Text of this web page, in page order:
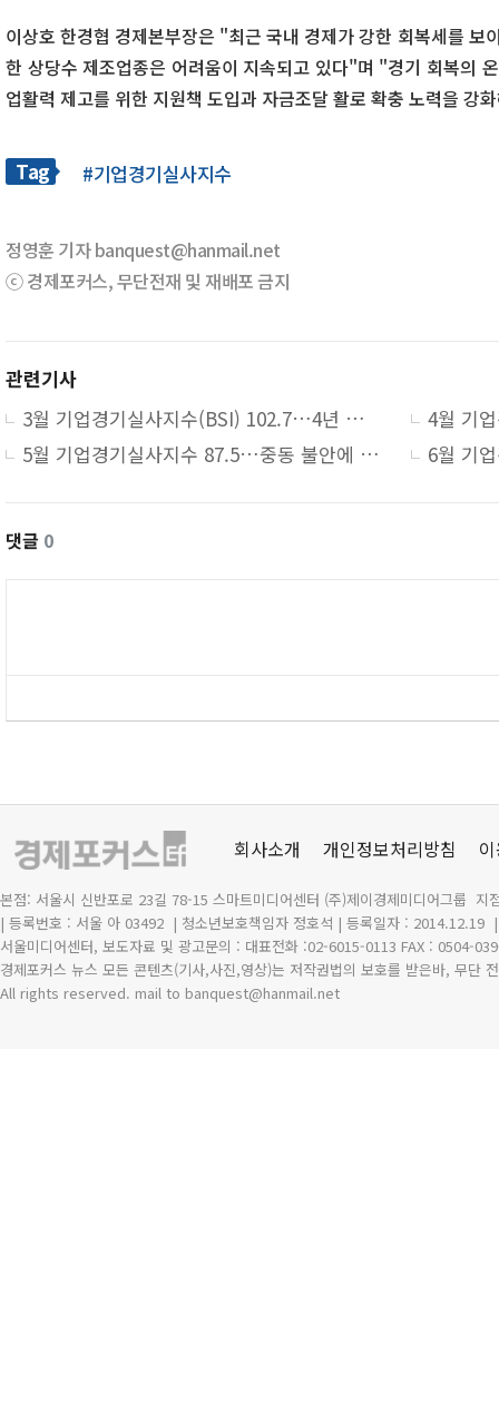
이상호 한경협 경제본부장은 "최근 국내 경제가 강한 회복세를 보
한 상당수 제조업종은 어려움이 지속되고 있다"며 "경기 회복의
업활력 제고를 위한 지원책 도입과 자금조달 활로 확충 노력을 강
Tag #기업경기실사지수
정영훈 기자 banquest@hanmail.net
ⓒ 경제포커스, 무단전재 및 재배포 금지
관련기사
3월 기업경기실사지수(BSI) 102.7…4년 만에 ‘긍정’ 전환
5월 기업경기실사지수 87.5…중동 불안에 기업심리 위축
댓글 0
회사소개 개인정보처리방침
본점: 서울시 신반포로 23길 78-15 스마트미디어센터 (주)제이경제미디어그룹 지
| 등록번호 : 서울 아 03492 | 청소년보호책임자 정호석 | 등록일자 : 2014.12.19
서울미디어센터, 보도자료 및 광고문의 : 대표전화 :02-6015-0113 FAX : 0504-
경제포커스 뉴스 모든 콘텐츠(기사,사진,영상)는 저작권법의 보호를 받은바, 무단
All rights reserved. mail to banquest@hanmail.net